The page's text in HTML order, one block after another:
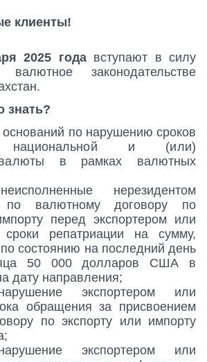
клиенты!
2025 годавступают в силу
законодательстве
знать?
оснований по нарушению сроков
национальной и (или)
в рамках валютных
нерезидентом
по валютному договору по
перед экспортером или
репатриации на сумму,
состоянию на последний день
50 000 долларов США в
дату направления;
экспортером или
обращения за присвоением
по экспорту или импорту
экспортером или